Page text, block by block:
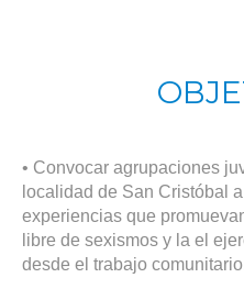
• Convocar agrupaciones
localidad de San Cristóbal
experiencias que
libre de sexismos y la el
desde el trabajo